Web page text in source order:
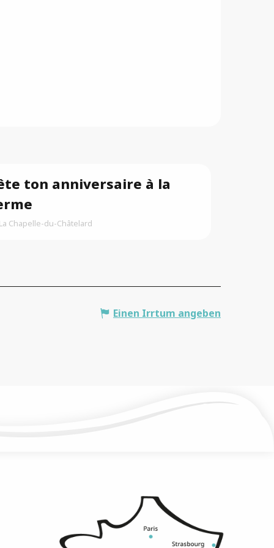
ton anniversaire à la
La Chapelle-du-Châtelard
Einen Irrtum angeben